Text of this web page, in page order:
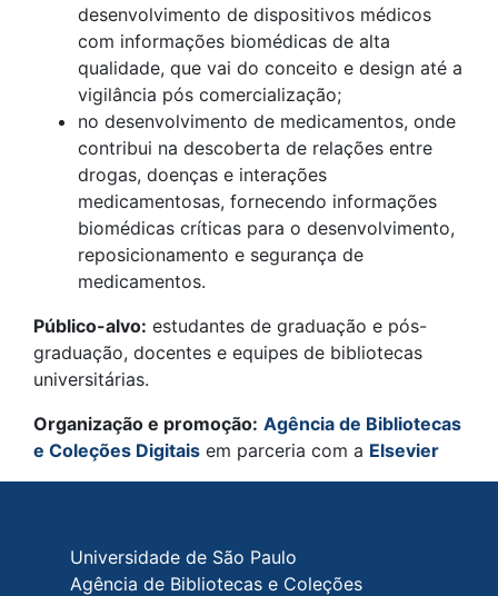
desenvolvimento de dispositivos médicos
com informações biomédicas de alta
qualidade, que vai do conceito e design até a
vigilância pós comercialização;
no desenvolvimento de medicamentos, onde
contribui na descoberta de relações entre
drogas, doenças e interações
medicamentosas, fornecendo informações
biomédicas críticas para o desenvolvimento,
reposicionamento e segurança de
medicamentos.
Público-alvo: estudantes de graduação e pós-
graduação, docentes e equipes de bibliotecas
universitárias.
Organização e promoção: Agência de Bibliotecas
e Coleções Digitais em parceria com a Elsevier
Rodapé do site
Universidade de São Paulo
Agência de Bibliotecas e Coleções